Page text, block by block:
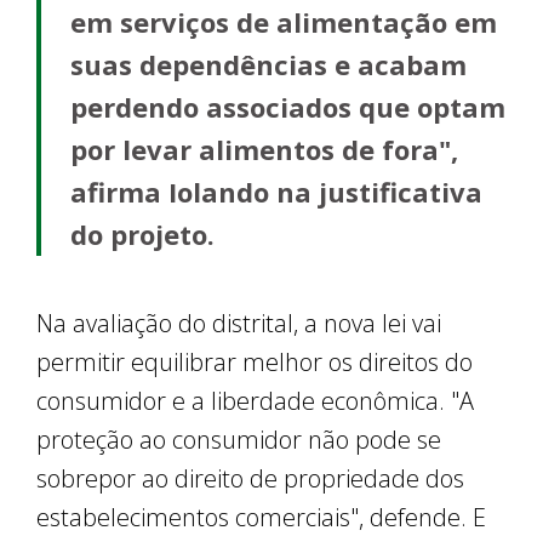
em serviços de alimentação em
suas dependências e acabam
perdendo associados que optam
por levar alimentos de fora",
afirma Iolando na justificativa
do projeto.
Na avaliação do distrital, a nova lei vai
permitir equilibrar melhor os direitos do
consumidor e a liberdade econômica. "A
proteção ao consumidor não pode se
sobrepor ao direito de propriedade dos
estabelecimentos comerciais", defende. E